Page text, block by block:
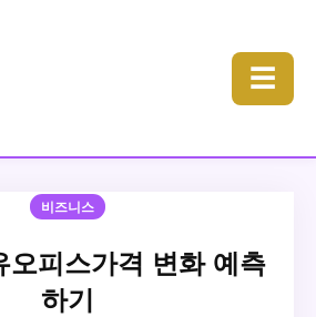
☰
비즈니스
오피스가격 변화 예측
하기